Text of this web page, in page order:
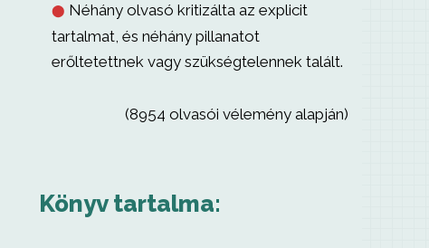
⬤ Néhány olvasó kritizálta az explicit
tartalmat, és néhány pillanatot
erőltetettnek vagy szükségtelennek talált.
(8954 olvasói vélemény alapján)
Könyv tartalma: